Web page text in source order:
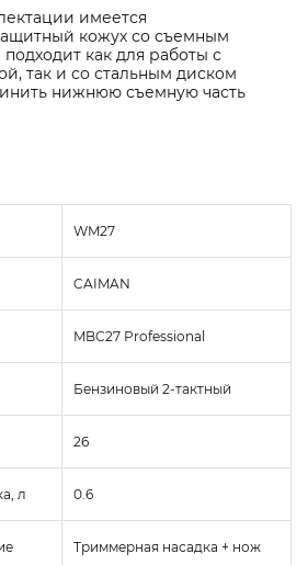
имеется
кожух со съемным
как для работы с
так и со стальным диском
нижнюю съемную часть
WM27
CAIMAN
MBC27 Professional
Бензиновый 2-тактный
26
л 0.6
Триммерная насадка + нож